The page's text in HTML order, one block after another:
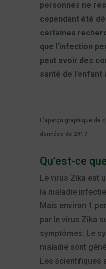
personnes ne
cependant été
certaines
que l’infection
peut avoir des
santé de l’enfant
L’aperçu graphique de
données de 2017.
Qu’est-ce
Le virus Zika est
la maladie
Mais environ 1
par le virus Zika
symptômes. Le
maladie sont
Les scientifiques